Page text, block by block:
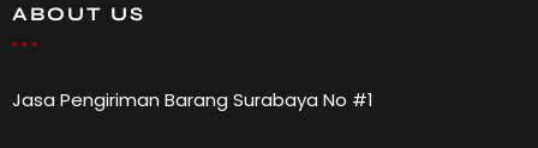
ABOUT US
Jasa Pengiriman Barang Surabaya No #1